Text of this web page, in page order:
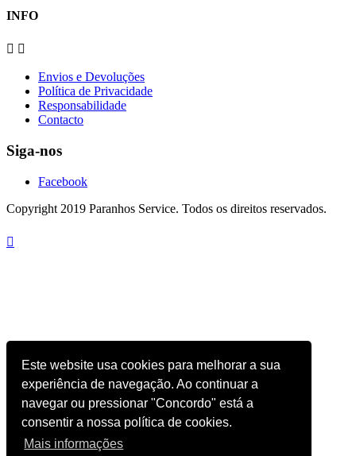
Este website usa cookies para melhorar a sua
experiência de navegação. Ao continuar a
navegar ou pressionar "Concordo" está a
consentir a nossa política de cookies.
Mais informações
INFO
 
Envios e Devoluções
Política de Privacidade
Responsabilidade
Contacto
Siga-nos
Facebook
Copyright 2019 Paranhos Service. Todos os direitos reservados.
